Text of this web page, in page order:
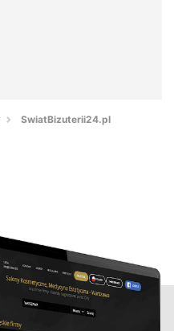
SwiatBizuterii24.pl